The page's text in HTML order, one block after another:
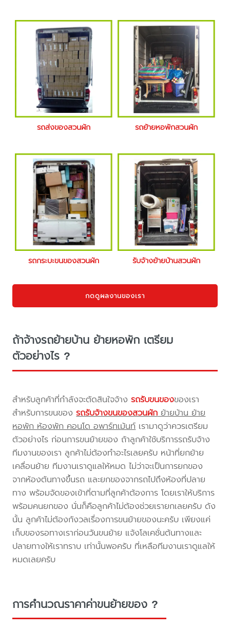
รถส่งของสวนผัก รถย้ายหอพักสวนผัก
รถกระบะขนของสวนผัก รับจ้างย้ายบ้านสวนผัก
กดดูผลงานของเรา
ถ้าจ้างรถย้ายบ้าน ย้ายหอพัก เตรียม
ตัวอย่างไร ?
สำหรับลูกค้าที่กำลังจะตัดสินใจจ้างรถรับขนของของเรา
สำหรับการขนของรถรับจ้างขนของสวนผักย้ายบ้าน ย้าย
หอพัก ห้องพัก คอนโด อพาร์ทเม้นท์เรามาดูว่าควรเตรียม
ตัวอย่างไร ก่อนการขนย้ายของ ถ้าลูกค้าใช้บริการรถรับจ้าง
ทีมงานของเรา ลูกค้าไม่ต้องทำอะไรเลยครับ หน้าที่ยกย้าย
เคลื่อนย้าย ทีมงานเราดูแลให้หมด ไม่ว่าจะเป็นการยกของ
จากห้องต้นทางขึ้นรถ และยกของจากรถไปถึงห้องที่ปลาย
ทาง พร้อมจัดของเข้าที่ตามที่ลูกค้าต้องการ โดยเราให้บริการ
พร้อมคนยกของ นั่นก็คือลูกค้าไม่ต้องช่วยเรายกเลยครับ ดัง
นั้น ลูกค้าไม่ต้องกังวลเรื่องการขนย้ายของนะครับ เพียงแค่
เก็บของรอทางเราก่อนวันขนย้าย แจ้งโลเคชั่นต้นทางและ
ปลายทางให้เราทราบ เท่านั้นพอครับ ที่เหลือทีมงานเราดูแลให้
หมดเลยครับ
การคำนวณราคาค่าขนย้ายของ ?